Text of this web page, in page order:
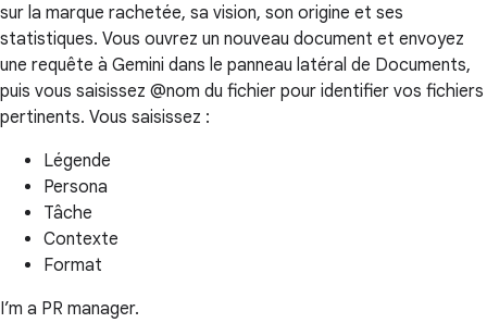
sur la marque rachetée, sa vision, son origine et ses
statistiques. Vous ouvrez un nouveau document et envoyez
une requête à Gemini dans le panneau latéral de Documents,
puis vous saisissez @nom du fichier pour identifier vos fichiers
pertinents. Vous saisissez :
Légende
Persona
Tâche
Contexte
Format
I’m a PR manager.